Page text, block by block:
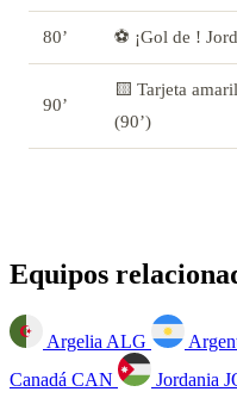
80’ ⚽ ¡Gol de !
90’
🟨 Tarjeta
(90’)
Equipos
Argelia ALG
Canadá CAN Jordania